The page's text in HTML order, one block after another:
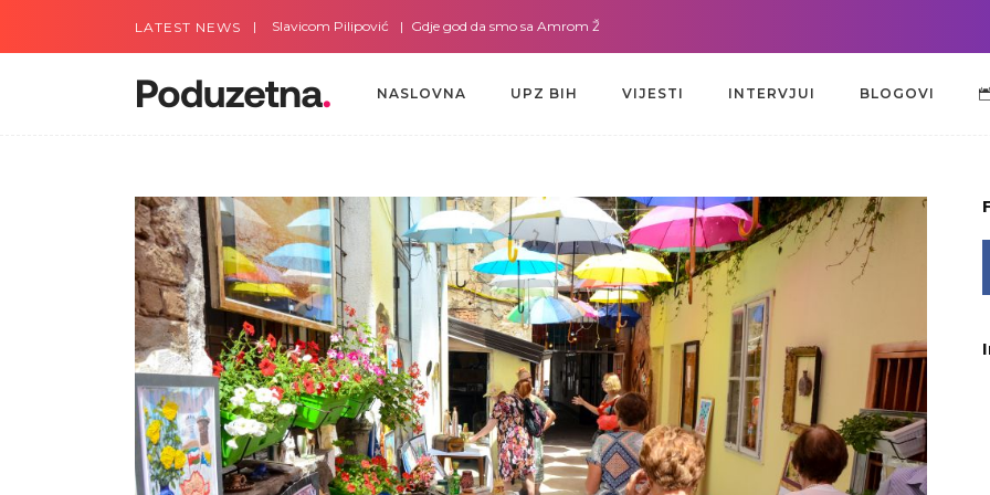
LATEST NEWS
Gdje god da smo sa Slavicom Pilipović Gdje god da smo sa Amrom Žužić-Bećirbegović
NASLOVNA UPZ BIH VIJESTI INTERVJUI BLOGOVI
NASLOVNA UPZ BIH